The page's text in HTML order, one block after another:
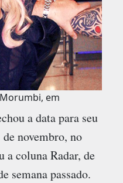
em
a data para seu
novembro, no
coluna Radar, de
semana passado.